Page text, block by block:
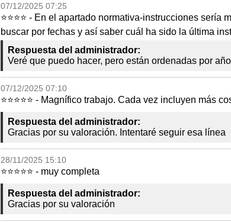
07/12/2025 07:25
⭐⭐⭐⭐ - En el apartado normativa-instrucciones
buscar por fechas y así saber cuál ha sido la última
Respuesta del administrador:
Veré que puedo hacer, pero están ordenadas por
07/12/2025 07:10
⭐⭐⭐⭐⭐ - Magnífico trabajo. Cada vez incluyen más
Respuesta del administrador:
Gracias por su valoración. Intentaré seguir esa línea
28/11/2025 15:10
⭐⭐⭐⭐⭐ - muy completa
Respuesta del administrador:
Gracias por su valoración